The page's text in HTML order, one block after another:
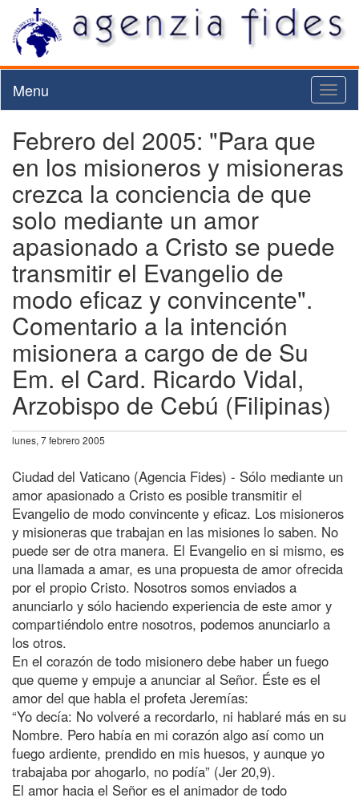
Menu
Febrero del 2005: "Para que
en los misioneros y misioneras
crezca la conciencia de que
solo mediante un amor
apasionado a Cristo se puede
transmitir el Evangelio de
modo eficaz y convincente".
Comentario a la intención
misionera a cargo de de Su
Em. el Card. Ricardo Vidal,
Arzobispo de Cebú (Filipinas)
lunes, 7 febrero 2005
Ciudad del Vaticano (Agencia Fides) - Sólo mediante un
amor apasionado a Cristo es posible transmitir el
Evangelio de modo convincente y eficaz. Los misioneros
y misioneras que trabajan en las misiones lo saben. No
puede ser de otra manera. El Evangelio en si mismo, es
una llamada a amar, es una propuesta de amor ofrecida
por el propio Cristo. Nosotros somos enviados a
anunciarlo y sólo haciendo experiencia de este amor y
compartiéndolo entre nosotros, podemos anunciarlo a
los otros.
En el corazón de todo misionero debe haber un fuego
que queme y empuje a anunciar al Señor. Éste es el
amor del que habla el profeta Jeremías:
“Yo decía: No volveré a recordarlo, ni hablaré más en su
Nombre. Pero había en mi corazón algo así como un
fuego ardiente, prendido en mis huesos, y aunque yo
trabajaba por ahogarlo, no podía” (Jer 20,9).
El amor hacia el Señor es el animador de todo